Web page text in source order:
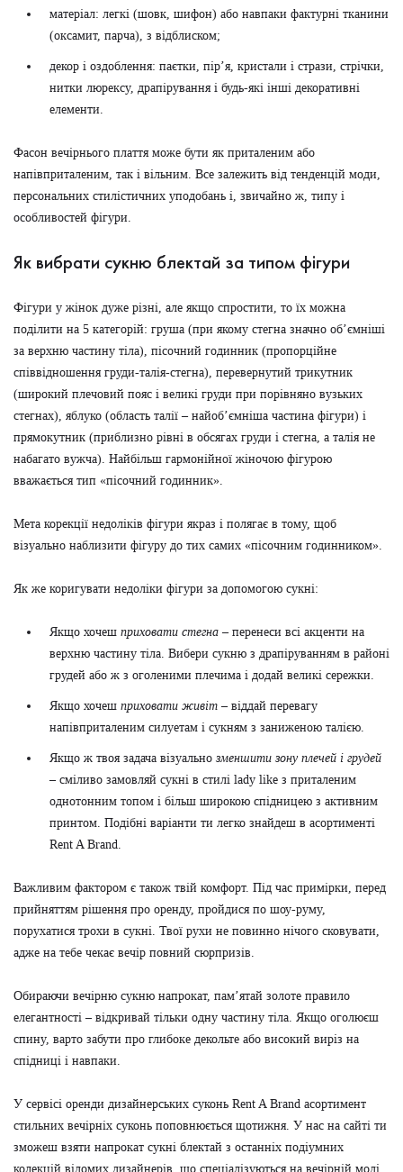
матеріал: легкі (шовк, шифон) або навпаки фактурні тканини
(оксамит, парча), з відблиском;
декор і оздоблення: паєтки, пір’я, кристали і стрази, стрічки,
нитки люрексу, драпірування і будь-які інші декоративні
елементи.
Фасон вечірнього плаття може бути як приталеним або
напівприталеним, так і вільним. Все залежить від тенденцій моди,
персональних стилістичних уподобань і, звичайно ж, типу і
особливостей фігури.
Як вибрати сукню блектай за типом фігури
Фігури у жінок дуже різні, але якщо спростити, то їх можна
поділити на 5 категорій: груша (при якому стегна значно об’ємніші
за верхню частину тіла), пісочний годинник (пропорційне
співвідношення груди-талія-стегна), перевернутий трикутник
(широкий плечовий пояс і великі груди при порівняно вузьких
стегнах), яблуко (область талії – найоб’ємніша частина фігури) і
прямокутник (приблизно рівні в обсягах груди і стегна, а талія не
набагато вужча). Найбільш гармонійної жіночою фігурою
вважається тип «пісочний годинник».
Мета корекції недоліків фігури якраз і полягає в тому, щоб
візуально наблизити фігуру до тих самих «пісочним годинником».
Як же коригувати недоліки фігури за допомогою сукні:
Якщо хочеш приховати стегна – перенеси всі акценти на
верхню частину тіла. Вибери сукню з драпіруванням в районі
грудей або ж з оголеними плечима і додай великі сережки.
Якщо хочеш приховати живіт – віддай перевагу
напівприталеним силуетам і сукням з заниженою талією.
Якщо ж твоя задача візуально зменшити зону плечей і грудей
– сміливо замовляй сукні в стилі lady like з приталеним
однотонним топом і більш широкою спідницею з активним
принтом. Подібні варіанти ти легко знайдеш в асортименті
Rent A Brand.
Важливим фактором є також твій комфорт. Під час примірки, перед
прийняттям рішення про оренду, пройдися по шоу-руму,
порухатися трохи в сукні. Твої рухи не повинно нічого сковувати,
адже на тебе чекає вечір повний сюрпризів.
Обираючи вечірню сукню напрокат, пам’ятай золоте правило
елегантності – відкривай тільки одну частину тіла. Якщо оголюєш
спину, варто забути про глибоке декольте або високий виріз на
спідниці і навпаки.
У сервісі оренди дизайнерських суконь Rent A Brand асортимент
стильних вечірніх суконь поповнюється щотижня. У нас на сайті ти
зможеш взяти напрокат сукні блектай з останніх подіумних
колекцій відомих дизайнерів, що спеціалізуються на вечірній моді.